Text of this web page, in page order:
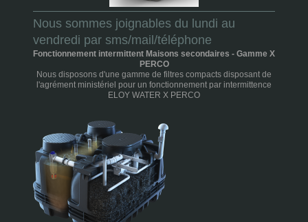
Nous sommes joignables du lundi au
vendredi par sms/mail/téléphone
Fonctionnement intermittent Maisons secondaires - Gamme X
PERCO
Nous disposons d'une gamme de filtres compacts disposant de
l'agrément ministériel pour un fonctionnement par intermittence
ELOY WATER X PERCO